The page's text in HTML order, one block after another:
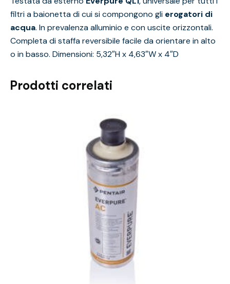
filtri a baionetta di cui si compongono gli erogatori di
acqua. In prevalenza alluminio e con uscite orizzontali.
Completa di staffa reversibile facile da orientare in alto
o in basso. Dimensioni: 5,32″H x 4,63″W x 4″D
Prodotti correlati